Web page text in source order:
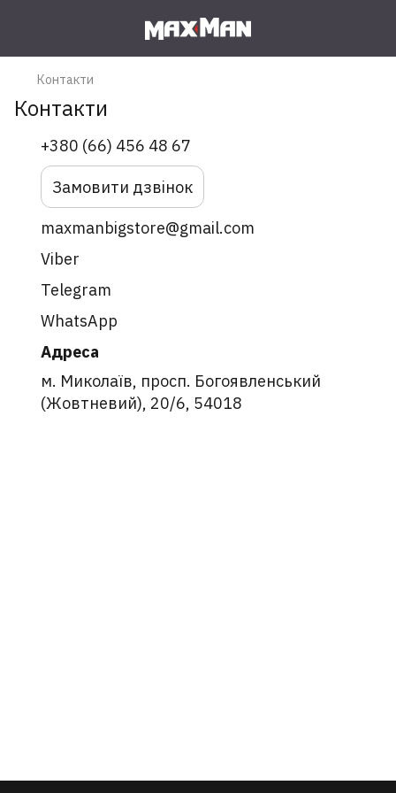
Контакти
Контакти
+380 (66) 456 48 67
Замовити дзвінок
maxmanbigstore@gmail.com
Viber
Telegram
WhatsApp
Адреса
м. Миколаїв, просп. Богоявленський
(Жовтневий), 20/6, 54018